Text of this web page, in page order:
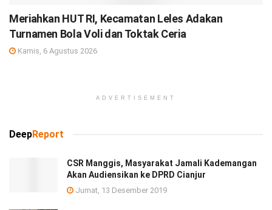
Meriahkan HUT RI, Kecamatan Leles Adakan
Turnamen Bola Voli dan Toktak Ceria
Kamis, 6 Agustus 2026
ADVERTISEMENT
DeepReport
CSR Manggis, Masyarakat Jamali Kademangan
Akan Audiensikan ke DPRD Cianjur
Jumat, 13 Desember 2019